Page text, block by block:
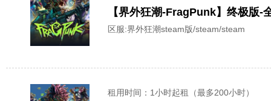
【界外狂潮-FragPunk】终极版-
区服:界外狂潮steam版/steam/steam
租用时间 ：1小时起租（最多200小时）